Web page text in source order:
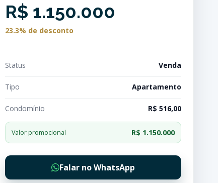
R$ 1.150.000
23.3% de desconto
Status Venda
Tipo Apartamento
Condomínio R$ 516,00
Valor promocional R$ 1.150.000
Falar no WhatsApp